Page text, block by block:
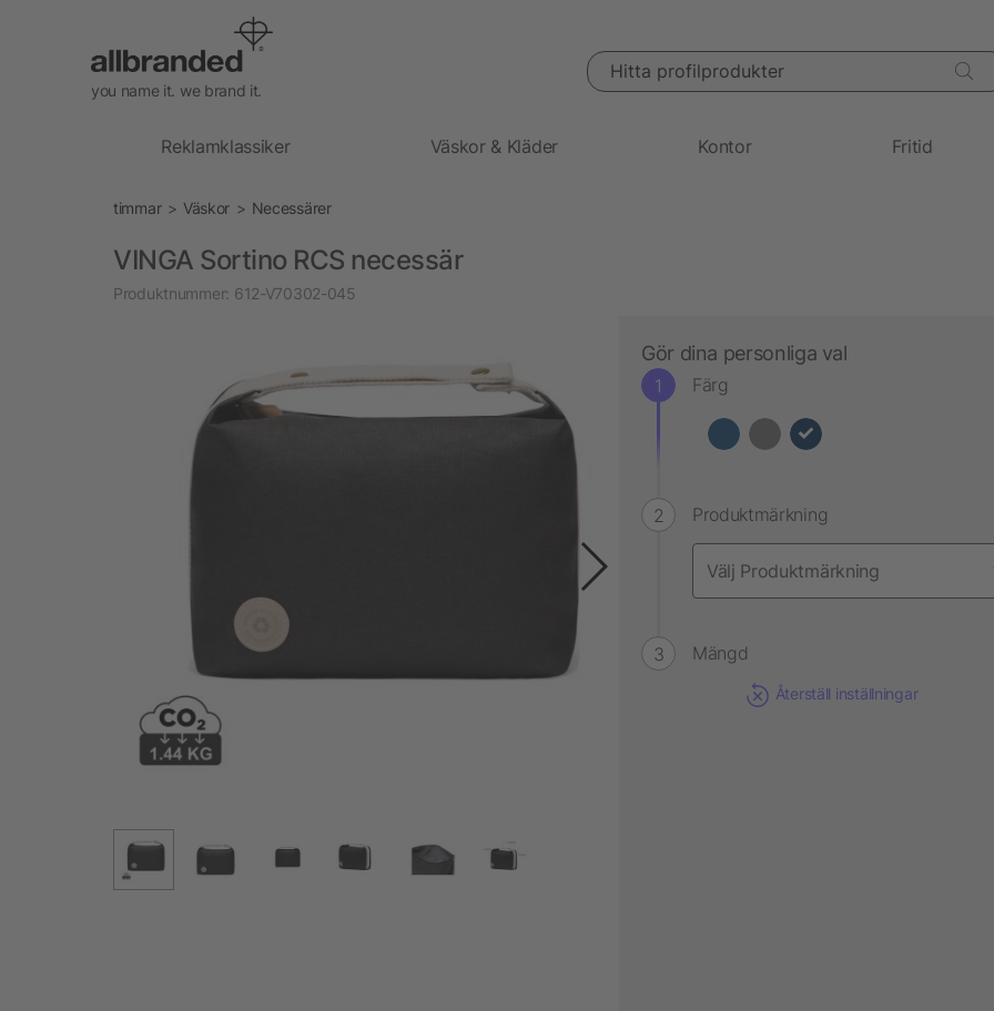
you name it. we brand it.
Hitta profilprodukter
Reklamklassiker Väskor & Kläder Kontor Fritid
timmar Väskor Necessärer
VINGA Sortino RCS necessär
Produktnummer: 612-V70302-045
Gör dina personliga val
Färg
Produktmärkning
Mängd
Återställ inställningar